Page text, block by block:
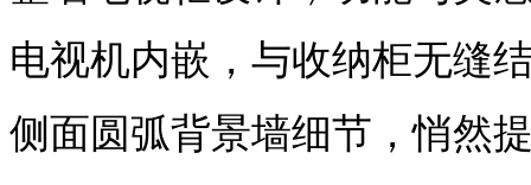
电视机内嵌，与收纳柜无缝
侧面圆弧背景墙细节，悄然